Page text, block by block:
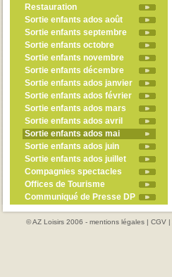
Restauration
Sortie enfants ados août
Sortie enfants septembre
Sortie enfants octobre
Sortie enfants novembre
Sortie enfants décembre
Sortie enfants ados janvier
Sortie enfants ados février
Sortie enfants ados mars
Sortie enfants ados avril
Sortie enfants ados mai
Sortie enfants ados juin
Sortie enfants ados juillet
Compagnies spectacles
Offices de Tourisme
Communiqué de Presse DP
© AZ Loisirs 2006 - mentions légales | CGV |